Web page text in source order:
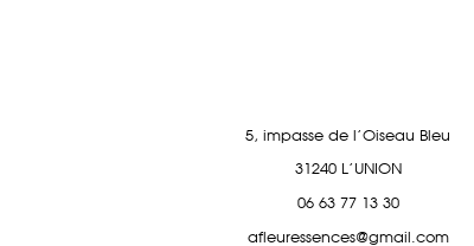
5, impasse de l'Oiseau Bleu
31240 L'UNION
06 63 77 13 30
afleuressences@gmail.com